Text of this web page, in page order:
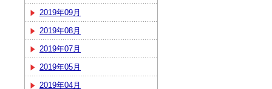
2019年09月
2019年08月
2019年07月
2019年05月
2019年04月